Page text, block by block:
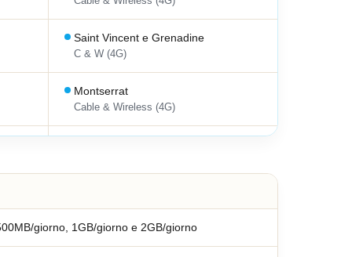
Saint Vincent e Grenadine
C & W (4G)
Montserrat
Cable & Wireless (4G)
giorno, 1GB/giorno e 2GB/giorno